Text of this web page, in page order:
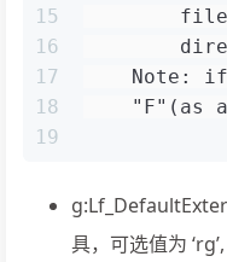
15
16
17
18
19
Note:
"F"(as
具，可选值为 ‘rg’,